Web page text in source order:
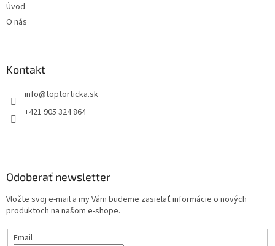
Úvod
O nás
Kontakt
+421 905 324 864
Odoberať newsletter
Vložte svoj e-mail a my Vám budeme zasielať informácie o nových
produktoch na našom e-shope.
Email